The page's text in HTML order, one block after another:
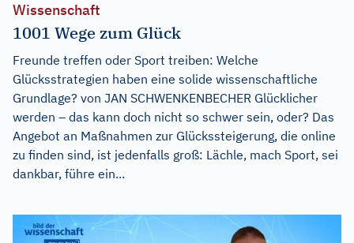
Wissenschaft
1001 Wege zum Glück
Freunde treffen oder Sport treiben: Welche
Glücksstrategien haben eine solide wissenschaftliche
Grundlage? von JAN SCHWENKENBECHER Glücklicher
werden – das kann doch nicht so schwer sein, oder? Das
Angebot an Maßnahmen zur Glückssteigerung, die online
zu finden sind, ist jedenfalls groß: Lächle, mach Sport, sei
dankbar, führe ein...